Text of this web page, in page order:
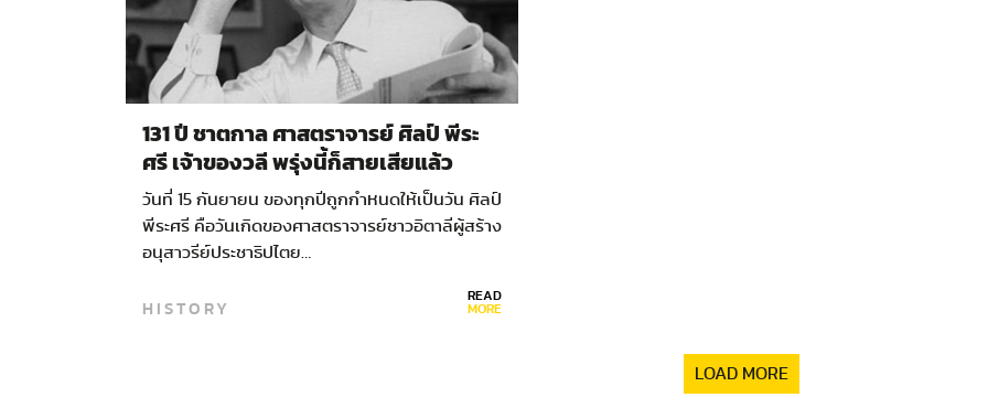
131 ปี ชาตกาล ศาสตราจารย์ ศิลป์ พีระ
ศรี เจ้าของวลี พรุ่งนี้ก็สายเสียแล้ว
วันที่ 15 กันยายน ของทุกปีถูกกำหนดให้เป็นวัน ศิลป์
พีระศรี คือวันเกิดของศาสตราจารย์ชาวอิตาลีผู้สร้าง
อนุสาวรีย์ประชาธิปไตย…
HISTORY READ
MORE
LOAD MORE